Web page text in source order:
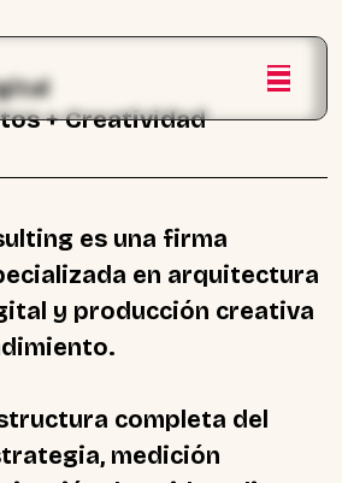
+ Creatividad
es una firma
en arquitectura
y producción creativa
completa del
medición